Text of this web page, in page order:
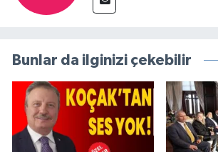
Bunlar da ilginizi çekebilir